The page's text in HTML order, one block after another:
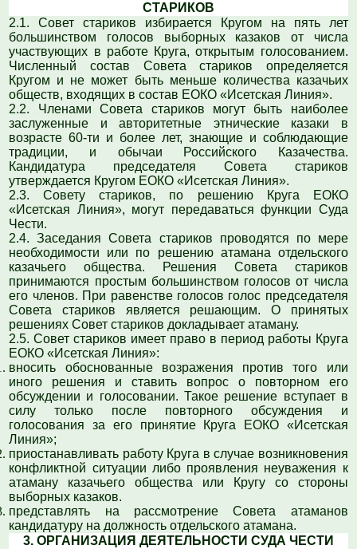
СТАРИКОВ
2.1. Совет стариков избирается Кругом на пять лет
большинством голосов выборных казаков от числа
участвующих в работе Круга, открытым голосованием.
Численный состав Совета стариков определяется
Кругом и не может быть меньше количества казачьих
обществ, входящих в состав ЕОКО «Исетская Линия».
2.2. Членами Совета стариков могут быть наиболее
заслуженные и авторитетные этнические казаки в
возрасте 60-ти и более лет, знающие и соблюдающие
традиции, и обычаи Российского Казачества.
Кандидатура председателя Совета стариков
утверждается Кругом ЕОКО «Исетская Линия».
2.3. Совету стариков, по решению Круга ЕОКО
«Исетская Линия», могут передаваться функции Суда
Чести.
2.4. Заседания Совета стариков проводятся по мере
необходимости или по решению атамана отдельского
казачьего общества. Решения Совета стариков
принимаются простым большинством голосов от числа
его членов. При равенстве голосов голос председателя
Совета стариков является решающим. О принятых
решениях Совет стариков докладывает атаману.
2.5. Совет стариков имеет право в период работы Круга
ЕОКО «Исетская Линия»:
вносить обоснованные возражения против того или
иного решения и ставить вопрос о повторном его
обсуждении и голосовании. Такое решение вступает в
силу только после повторного обсуждения и
голосования за его принятие Круга ЕОКО «Исетская
Линия»;
приостанавливать работу Круга в случае возникновения
конфликтной ситуации либо проявления неуважения к
атаману казачьего общества или Кругу со стороны
выборных казаков.
представлять на рассмотрение Совета атаманов
кандидатуру на должность отдельского атамана.
3. ОРГАНИЗАЦИЯ ДЕЯТЕЛЬНОСТИ СУДА ЧЕСТИ